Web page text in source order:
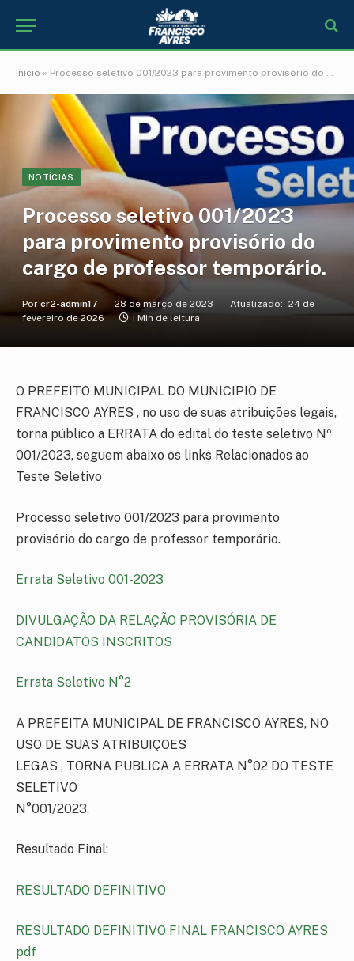
Início » Processo seletivo 001/2023 para provimento provisório do cargo de professor temporário.
NOTÍCIAS
Processo seletivo 001/2023
para provimento provisório do
cargo de professor temporário.
Por cr2-admin17 28 de março de 2023 Atualizado: 24 de
fevereiro de 2026
1 Min de leitura
O PREFEITO MUNICIPAL DO MUNICIPIO DE
FRANCISCO AYRES , no uso de suas atribuições legais,
torna público a ERRATA do edital do teste seletivo Nº
001/2023, seguem abaixo os links Relacionados ao
Teste Seletivo
Processo seletivo 001/2023 para provimento
provisório do cargo de professor temporário.
Errata Seletivo 001-2023
DIVULGAÇÃO DA RELAÇÃO PROVISÓRIA DE
CANDIDATOS INSCRITOS
Errata Seletivo N°2
A PREFEITA MUNICIPAL DE FRANCISCO AYRES, NO
USO DE SUAS ATRIBUIÇOES
LEGAS , TORNA PUBLICA A ERRATA N°02 DO TESTE
SELETIVO
N°001/2023.
Resultado Final:
RESULTADO DEFINITIVO
RESULTADO DEFINITIVO FINAL FRANCISCO AYRES
pdf